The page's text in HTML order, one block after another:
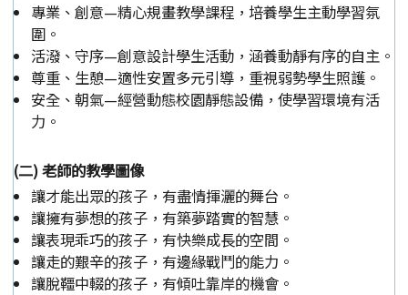
專業、創意—精心規畫教學課程，培養學生主動學習氛
圍。
活潑、守序—創意設計學生活動，涵養動靜有序的自主。
尊重、生憩—適性安置多元引導，重視弱勢學生照護。
安全、朝氣—經營動態校園靜態設備，使學習環境有活
力。
(二) 老師的教學圖像
讓才能出眾的孩子，有盡情揮灑的舞台。
讓擁有夢想的孩子，有築夢踏實的智慧。
讓表現乖巧的孩子，有快樂成長的空間。
讓走的艱辛的孩子，有邊緣戰鬥的能力。
讓脫韁中輟的孩子，有傾吐靠岸的機會。